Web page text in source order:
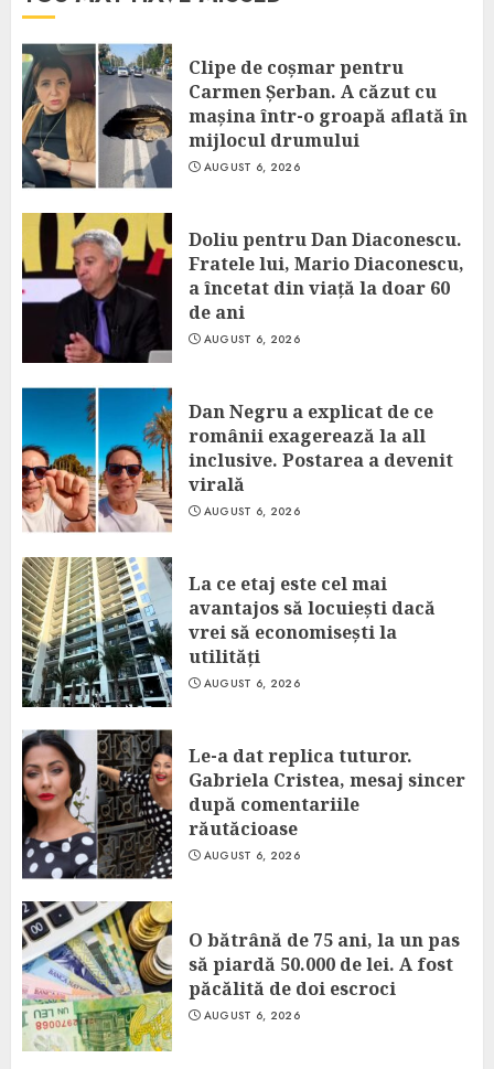
Clipe de coșmar pentru
Carmen Șerban. A căzut cu
mașina într-o groapă aflată în
mijlocul drumului
AUGUST 6, 2026
Doliu pentru Dan Diaconescu.
Fratele lui, Mario Diaconescu,
a încetat din viață la doar 60
de ani
AUGUST 6, 2026
Dan Negru a explicat de ce
românii exagerează la all
inclusive. Postarea a devenit
virală
AUGUST 6, 2026
La ce etaj este cel mai
avantajos să locuiești dacă
vrei să economisești la
utilități
AUGUST 6, 2026
Le-a dat replica tuturor.
Gabriela Cristea, mesaj sincer
după comentariile
răutăcioase
AUGUST 6, 2026
O bătrână de 75 ani, la un pas
să piardă 50.000 de lei. A fost
păcălită de doi escroci
AUGUST 6, 2026